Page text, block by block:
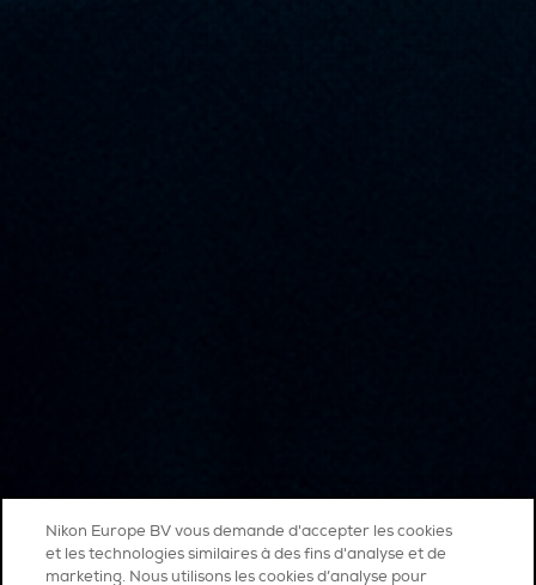
Nikon Europe BV vous demande d'accepter les cookies
et les technologies similaires à des fins d'analyse et de
marketing. Nous utilisons les cookies d’analyse pour